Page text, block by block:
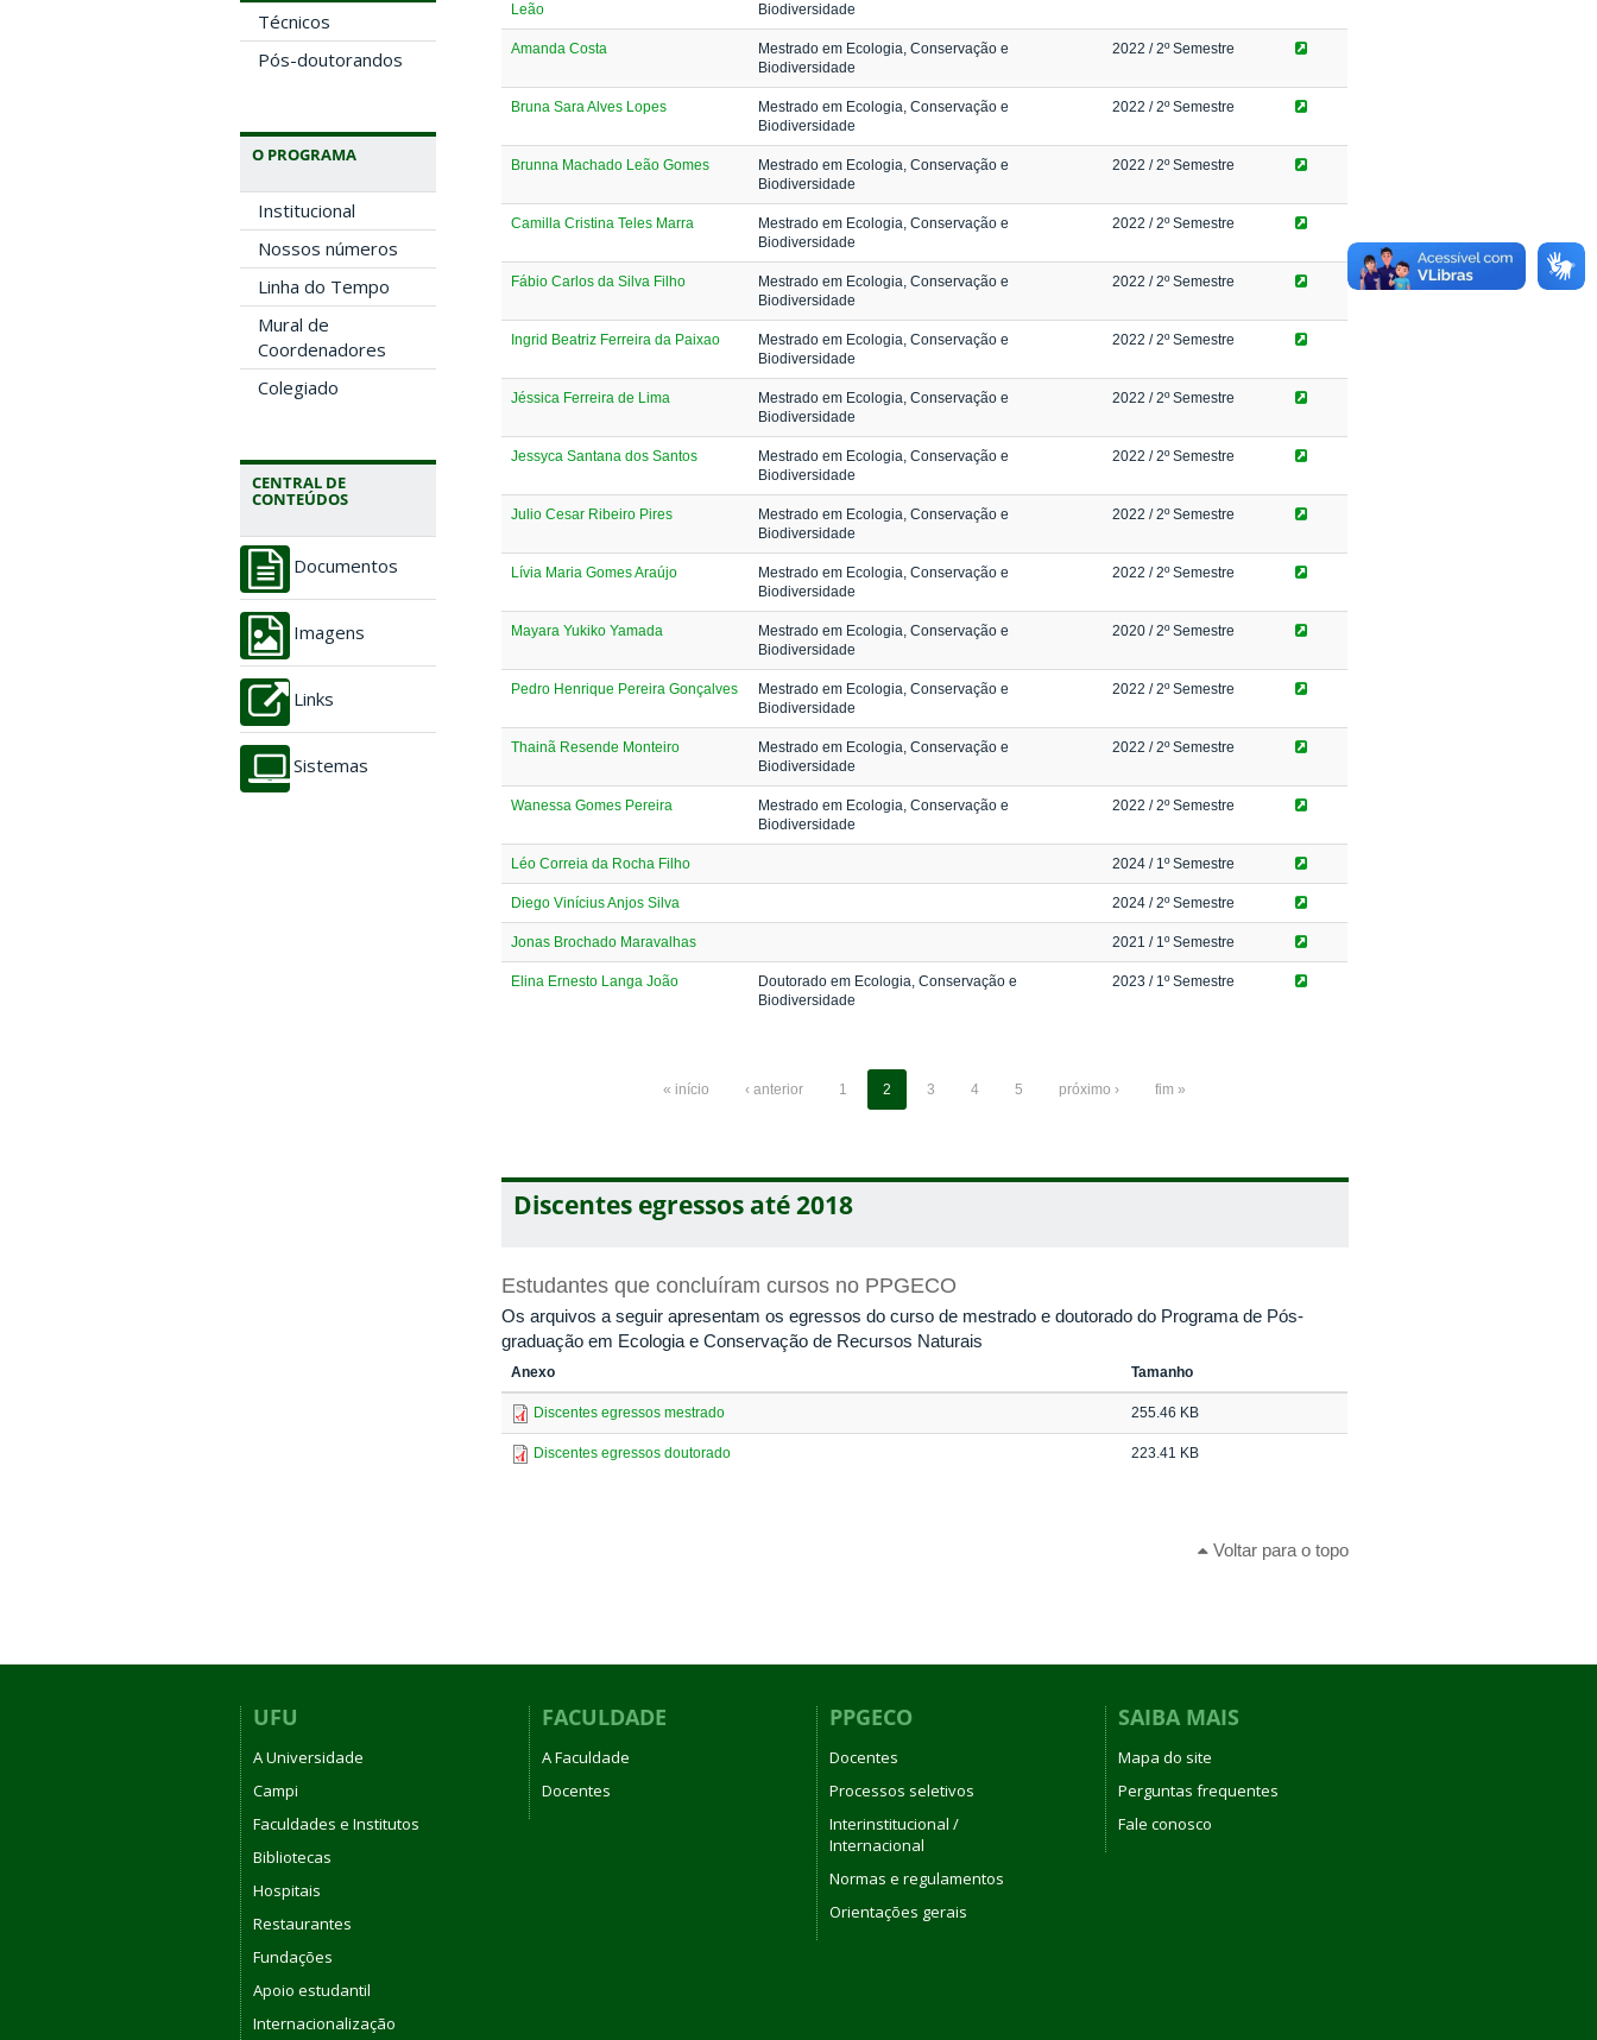
Técnicos
Pós-doutorandos
O PROGRAMA
Institucional
Nossos números
Linha do Tempo
Mural de
Coordenadores
Colegiado
CENTRAL DE
CONTEÚDOS
Documentos
Imagens
Links
Sistemas
Leão
Biodiversidade
Amanda Costa
Mestrado em Ecologia, Conservação e
Biodiversidade
2022 / 2º Semestre
Bruna Sara Alves Lopes
Mestrado em Ecologia, Conservação e
Biodiversidade
2022 / 2º Semestre
Brunna Machado Leão Gomes
Mestrado em Ecologia, Conservação e
Biodiversidade
2022 / 2º Semestre
Camilla Cristina Teles Marra
Mestrado em Ecologia, Conservação e
Biodiversidade
2022 / 2º Semestre
Fábio Carlos da Silva Filho
Mestrado em Ecologia, Conservação e
Biodiversidade
2022 / 2º Semestre
Ingrid Beatriz Ferreira da Paixao
Mestrado em Ecologia, Conservação e
Biodiversidade
2022 / 2º Semestre
Jéssica Ferreira de Lima
Mestrado em Ecologia, Conservação e
Biodiversidade
2022 / 2º Semestre
Jessyca Santana dos Santos
Mestrado em Ecologia, Conservação e
Biodiversidade
2022 / 2º Semestre
Julio Cesar Ribeiro Pires
Mestrado em Ecologia, Conservação e
Biodiversidade
2022 / 2º Semestre
Lívia Maria Gomes Araújo
Mestrado em Ecologia, Conservação e
Biodiversidade
2022 / 2º Semestre
Mayara Yukiko Yamada
Mestrado em Ecologia, Conservação e
Biodiversidade
2020 / 2º Semestre
Pedro Henrique Pereira Gonçalves
Mestrado em Ecologia, Conservação e
Biodiversidade
2022 / 2º Semestre
Thainã Resende Monteiro
Mestrado em Ecologia, Conservação e
Biodiversidade
2022 / 2º Semestre
Wanessa Gomes Pereira
Mestrado em Ecologia, Conservação e
Biodiversidade
2022 / 2º Semestre
Léo Correia da Rocha Filho 2024 / 1º Semestre
Diego Vinícius Anjos Silva 2024 / 2º Semestre
Jonas Brochado Maravalhas 2021 / 1º Semestre
Elina Ernesto Langa João
Doutorado em Ecologia, Conservação e
Biodiversidade
2023 / 1º Semestre
« início ‹ anterior 1 2 3 4 5 próximo › fim »
Discentes egressos até 2018
Estudantes que concluíram cursos no PPGECO
Os arquivos a seguir apresentam os egressos do curso de mestrado e doutorado do Programa de Pós-
graduação em Ecologia e Conservação de Recursos Naturais
Anexo Tamanho
Discentes egressos mestrado 255.46 KB
Discentes egressos doutorado 223.41 KB
Voltar para o topo
UFU
A Universidade
Campi
Faculdades e Institutos
Bibliotecas
Hospitais
Restaurantes
Fundações
Apoio estudantil
Internacionalização
FACULDADE
A Faculdade
Docentes
PPGECO
Docentes
Processos seletivos
Interinstitucional /
Internacional
Normas e regulamentos
Orientações gerais
SAIBA MAIS
Mapa do site
Perguntas frequentes
Fale conosco